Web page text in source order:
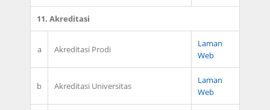
11. Akreditasi
a Akreditasi Prodi
Laman
Web
b Akreditasi Universitas
Laman
Web